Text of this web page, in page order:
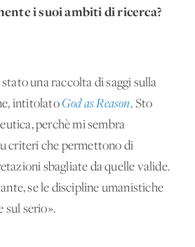
i suoi ambiti di ricerca?
una raccolta di saggi sulla
intitolato God as Reason. Sto
perchè mi sembra
criteri che permettono di
sbagliate da quelle valide.
se le discipline umanistiche
sul serio».